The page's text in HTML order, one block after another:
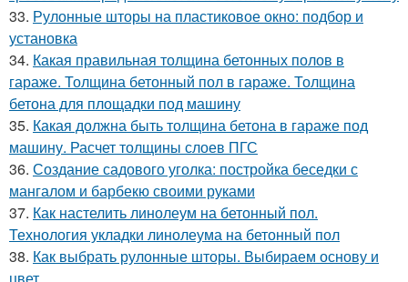
33. Рулонные шторы на пластиковое окно: подбор и
установка
34. Какая правильная толщина бетонных полов в
гараже. Толщина бетонный пол в гараже. Толщина
бетона для площадки под машину
35. Какая должна быть толщина бетона в гараже под
машину. Расчет толщины слоев ПГС
36. Создание садового уголка: постройка беседки с
мангалом и барбекю своими руками
37. Как настелить линолеум на бетонный пол.
Технология укладки линолеума на бетонный пол
38. Как выбрать рулонные шторы. Выбираем основу и